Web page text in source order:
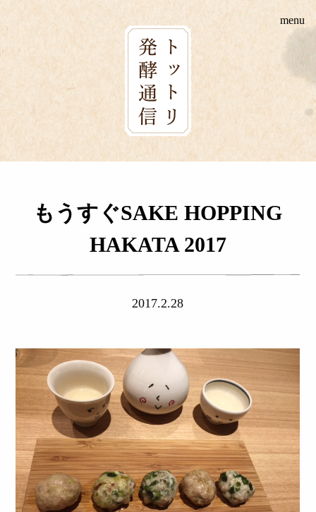
to
menu
もうすぐSAKE HOPPING
HAKATA 2017
2017.2.28